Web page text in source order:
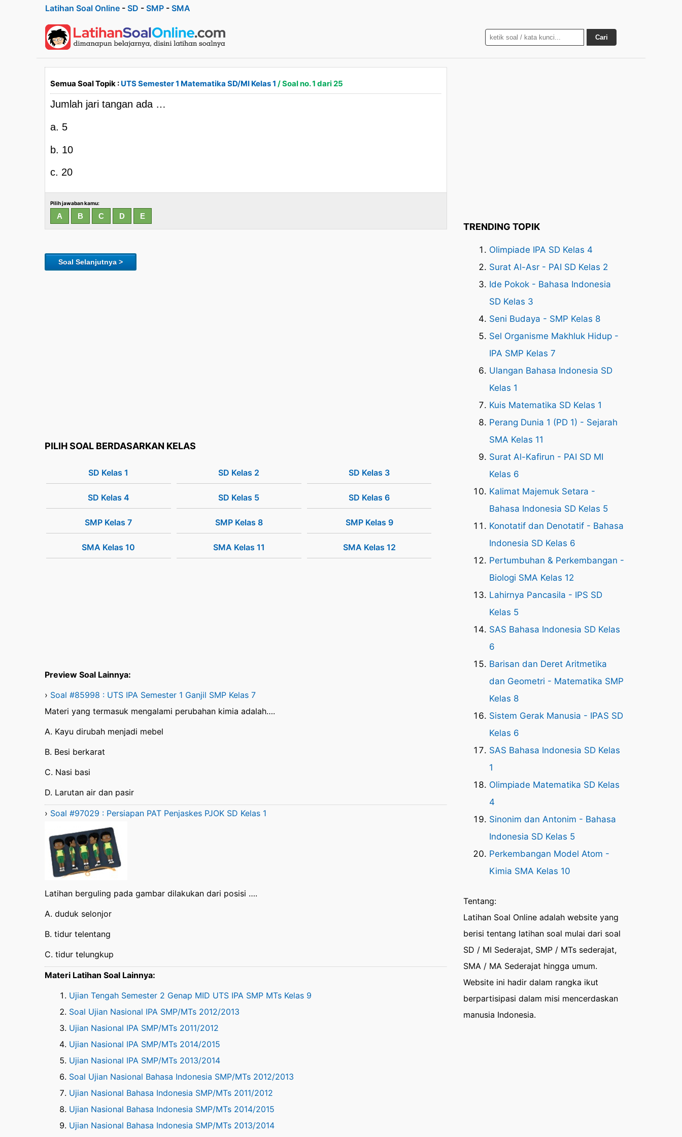
Latihan Soal Online - SD - SMP - SMA
Cari
Semua Soal Topik : UTS Semester 1 Matematika SD/MI Kelas 1 / Soal no. 1 dari 25
Jumlah jari tangan ada …
a. 5
b. 10
c. 20
Pilih jawaban kamu:
Soal Selanjutnya >
PILIH SOAL BERDASARKAN KELAS
SD Kelas 1 SD Kelas 2 SD Kelas 3
SD Kelas 4 SD Kelas 5 SD Kelas 6
SMP Kelas 7 SMP Kelas 8 SMP Kelas 9
SMA Kelas 10 SMA Kelas 11 SMA Kelas 12
Preview Soal Lainnya:
› Soal #85998 : UTS IPA Semester 1 Ganjil SMP Kelas 7
Materi yang termasuk mengalami perubahan kimia adalah….
A. Kayu dirubah menjadi mebel
B. Besi berkarat
C. Nasi basi
D. Larutan air dan pasir
› Soal #97029 : Persiapan PAT Penjaskes PJOK SD Kelas 1
Latihan berguling pada gambar dilakukan dari posisi ….
A. duduk selonjor
B. tidur telentang
C. tidur telungkup
Materi Latihan Soal Lainnya:
Ujian Tengah Semester 2 Genap MID UTS IPA SMP MTs Kelas 9
Soal Ujian Nasional IPA SMP/MTs 2012/2013
Ujian Nasional IPA SMP/MTs 2011/2012
Ujian Nasional IPA SMP/MTs 2014/2015
Ujian Nasional IPA SMP/MTs 2013/2014
Soal Ujian Nasional Bahasa Indonesia SMP/MTs 2012/2013
Ujian Nasional Bahasa Indonesia SMP/MTs 2011/2012
Ujian Nasional Bahasa Indonesia SMP/MTs 2014/2015
Ujian Nasional Bahasa Indonesia SMP/MTs 2013/2014
TRENDING TOPIK
Olimpiade IPA SD Kelas 4
Surat Al-Asr - PAI SD Kelas 2
Ide Pokok - Bahasa Indonesia
SD Kelas 3
Seni Budaya - SMP Kelas 8
Sel Organisme Makhluk Hidup -
IPA SMP Kelas 7
Ulangan Bahasa Indonesia SD
Kelas 1
Kuis Matematika SD Kelas 1
Perang Dunia 1 (PD 1) - Sejarah
SMA Kelas 11
Surat Al-Kafirun - PAI SD MI
Kelas 6
Kalimat Majemuk Setara -
Bahasa Indonesia SD Kelas 5
Konotatif dan Denotatif - Bahasa
Indonesia SD Kelas 6
Pertumbuhan & Perkembangan -
Biologi SMA Kelas 12
Lahirnya Pancasila - IPS SD
Kelas 5
SAS Bahasa Indonesia SD Kelas
6
Barisan dan Deret Aritmetika
dan Geometri - Matematika SMP
Kelas 8
Sistem Gerak Manusia - IPAS SD
Kelas 6
SAS Bahasa Indonesia SD Kelas
1
Olimpiade Matematika SD Kelas
4
Sinonim dan Antonim - Bahasa
Indonesia SD Kelas 5
Perkembangan Model Atom -
Kimia SMA Kelas 10
Tentang:
Latihan Soal Online adalah website yang
berisi tentang latihan soal mulai dari soal
SD / MI Sederajat, SMP / MTs sederajat,
SMA / MA Sederajat hingga umum.
Website ini hadir dalam rangka ikut
berpartisipasi dalam misi mencerdaskan
manusia Indonesia.